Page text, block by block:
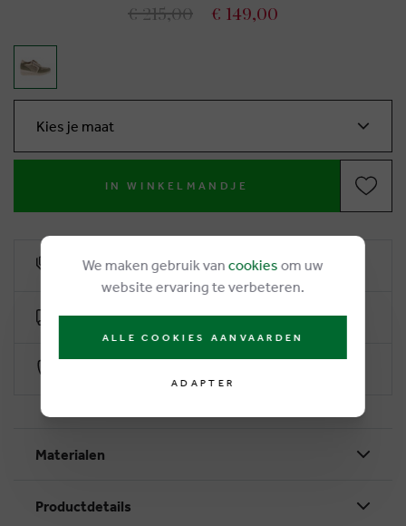
€ 215,00 € 149,00
Kies je maat
IN WINKELMANDJE
6% remise de fidélité
Livraison gratuite dès €50
Materialen
Productdetails
We maken gebruik van cookies om uw
website ervaring te verbeteren.
ALLE COOKIES AANVAARDEN
ADAPTER